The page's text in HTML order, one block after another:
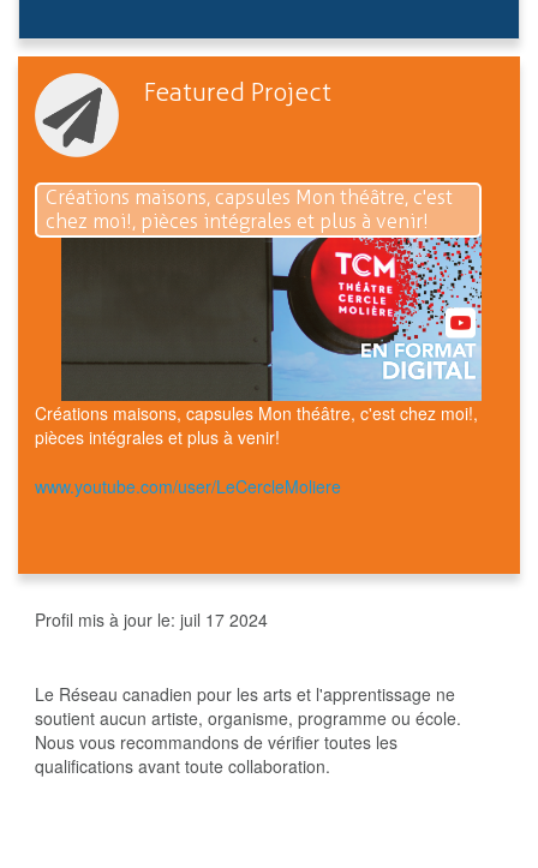
Featured Project
Créations maisons, capsules Mon théâtre, c'est
chez moi!, pièces intégrales et plus à venir!
Créations maisons, capsules Mon théâtre, c'est chez moi!,
pièces intégrales et plus à venir!
www.youtube.com/user/LeCercleMoliere
Profil mis à jour le: juil 17 2024
Le Réseau canadien pour les arts et l'apprentissage ne
soutient aucun artiste, organisme, programme ou école.
Nous vous recommandons de vérifier toutes les
qualifications avant toute collaboration.